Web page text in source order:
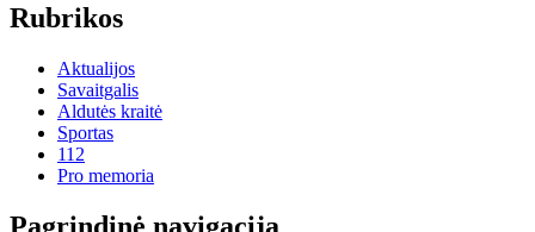
Rubrikos
Aktualijos
Savaitgalis
Aldutės kraitė
Sportas
112
Pro memoria
Pagrindinė navigacija